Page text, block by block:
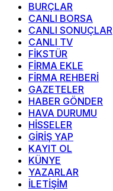
BURÇLAR
CANLI BORSA
CANLI SONUÇLAR
CANLI TV
FİKSTÜR
FİRMA EKLE
FİRMA REHBERİ
GAZETELER
HABER GÖNDER
HAVA DURUMU
HİSSELER
GİRİŞ YAP
KAYIT OL
KÜNYE
YAZARLAR
İLETİŞİM